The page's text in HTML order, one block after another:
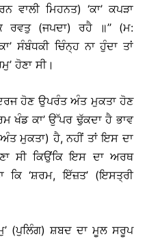
ਵਾਲੀ ਮਿਹਨਤ) ‘ਕਾ’ ਕਪੜਾ
ਰਵਤੁ (ਜਪਦਾ) ਰਹੈ ॥’’ (ਮ:
ਸੰਬੰਧਕੀ ਚਿੰਨ੍ਹ ਨਾ ਹੁੰਦਾ ਤਾਂ
ਹੋਣਾ ਸੀ।
ਹੋਣ ਉਪਰੰਤ ਅੰਤ ਮੁਕਤਾ ਹੋਣ
ਖੰਡ ਕਾ’ ਉੱਪਰ ਢੁੱਕਦਾ ਹੈ ਭਾਵ
(ਅੰਤ ਮੁਕਤਾ) ਹੈ, ਨਹੀਂ ਤਾਂ ਇਸ ਦਾ
ਸੀ ਕਿਉਂਕਿ ਇਸ ਦਾ ਅਰਥ
ਕਿ ‘ਸ਼ਰਮ, ਇੱਜ਼ਤ’ (ਇਸਤ੍ਰੀ
(ਪੁਲਿੰਗ) ਸ਼ਬਦ ਦਾ ਮੂਲ ਸਰੂਪ